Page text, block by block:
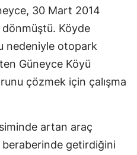
30 Mart 2014
Köyde
nedeniyle otopark
Güneyce Köyü
çözmek için çalışma
artan araç
beraberinde getirdiğini